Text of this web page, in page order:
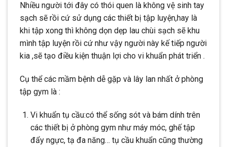
Nhiều người tới đây có thói quen là không vệ sinh tay
sạch sẽ rồi cứ sử dụng các thiết bị tập luyện,hay là
khi tập xong thì không dọn dẹp lau chùi sạch sẽ khu
mình tập luyện rồi cứ như vậy người này kế tiếp người
kia ,sẽ tạo điều kiện thuận lợi cho vi khuẩn phát triển .
Cụ thể các mầm bệnh dễ gặp và lây lan nhất ở phòng
tập gym là :
Vi khuẩn tụ cầu:có thể sống sót và bám dính trên
các thiết bị ở phòng gym như máy móc, ghế tập
đẩy ngực, tạ đa năng… tụ cầu khuẩn cũng thường